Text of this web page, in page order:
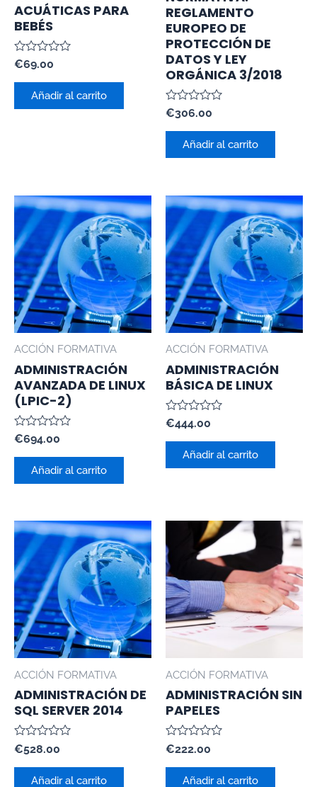
ACUÁTICAS PARA
BEBÉS
Valorado
0
€69.00
Añadir al carrito
REGLAMENTO
EUROPEO DE
PROTECCIÓN DE
DATOS Y LEY
ORGÁNICA 3/2018
Valorado
con
0
€306.00
Añadir al carrito
ACCIÓN FORMATIVA
ADMINISTRACIÓN
AVANZADA DE LINUX
(LPIC-2)
Valorado
0
€694.00
Añadir al carrito
ACCIÓN FORMATIVA
ADMINISTRACIÓN
BÁSICA DE LINUX
Valorado
con
0
€444.00
Añadir al carrito
ACCIÓN FORMATIVA
ADMINISTRACIÓN DE
SQL SERVER 2014
Valorado
con
0
€528.00
Añadir al carrito
ACCIÓN FORMATIVA
ADMINISTRACIÓN SIN
PAPELES
Valorado
0
€222.00
Añadir al carrito